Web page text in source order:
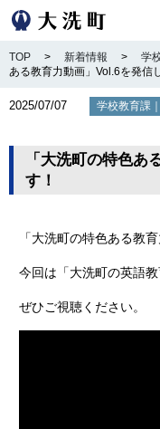
TOP > 新着情報 > 学
ある教育力動画」Vol.6を発信
2025/07/07 学校教育課
「大洗町の特色あ
す！
「大洗町の特色ある教
今回は「大洗町の英語
ぜひご視聴ください。